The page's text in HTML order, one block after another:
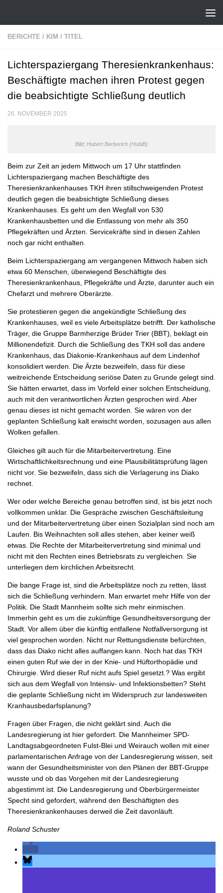
BERICHTE / KIM / TITEL
Lichterspaziergang Theresienkrankenhaus:
Beschäftigte machen ihren Protest gegen
die beabsichtigte Schließung deutlich
26. NOVEMBER 2025
Bild: Hubert Berberich (HubiB)
Beim zur Zeit an jedem Mittwoch um 17 Uhr stattfinden
Lichterspaziergang machen Beschäftigte des
Theresienkrankenhauses TKH ihren stillschweigenden Protest
deutlich gegen die beabsichtigte Schließung dieses
Krankenhauses. Es geht um den Wegfall von 530
Krankenhausbetten und die Entlassung von mehr als 350
Pflegekräften und Ärzten. Servicekräfte sind in diesen Zahlen
noch gar nicht enthalten.
Beim Lichterspaziergang am vergangenen Mittwoch haben sich
etwa 60 Menschen, überwiegend Beschäftigte des
Theresienkrankenhaus, Pflegekräfte und Ärzte, darunter auch ein
Chefarzt und mehrere Oberärzte.
Sie protestieren gegen die angekündigte Schließung des
Krankenhauses, weil es viele Arbeitsplätze betrifft. Der katholische
Träger, die Gruppe Barmherzige Brüder Trier (BBT), beklagt ein
Millionendefizit. Durch die Schließung des TKH soll das andere
Krankenhaus, das Diakonie-Krankenhaus auf dem Lindenhof
konsolidiert werden. Die Ärzte bezweifeln, dass für diese
weitreichende Entscheidung seriöse Daten zu Grunde gelegt sind.
Sie hätten erwartet, dass im Vorfeld einer solchen Entscheidung,
auch mit den verantwortlichen Ärzten gesprochen wird. Aber
genau dieses ist nicht gemacht worden. Sie wären von der
geplanten Schließung kalt erwischt worden, sozusagen aus allen
Wolken gefallen.
Gleiches gilt auch für die Mitarbeitervertretung. Eine
Wirtschaftlichkeitsrechnung und eine Plausibilitätsprüfung lägen
nicht vor. Sie bezweifeln, dass sich die Verlagerung ins Diako
rechnet.
Wer oder welche Bereiche genau betroffen sind, ist bis jetzt noch
vollkommen unklar. Die Gespräche zwischen Geschäftsleitung
und der Mitarbeitervertretung über einen Sozialplan sind noch am
Laufen. Bis Weihnachten soll alles stehen, aber keiner weiß
etwas. Die Rechte der Mitarbeitervertretung sind minimal und
nicht mit den Rechten eines Betriebsrats zu vergleichen. Sie
unterliegen dem kirchlichen Arbeitsrecht.
Die bange Frage ist, sind die Arbeitsplätze noch zu retten, lässt
sich die Schließung verhindern. Man erwartet mehr Hilfe von der
Politik. Die Stadt Mannheim sollte sich mehr einmischen.
Immerhin geht es um die zukünftige Gesundheitsversorgung der
Stadt. Vor allem über die künftig entfallene Notfallversorgung ist
viel gesprochen worden. Nicht nur Rettungsdienste befürchten,
dass das Diako nicht alles auffangen kann. Noch hat das TKH
einen guten Ruf wie der in der Knie- und Hüftorthopädie und
Chirurgie. Wird dieser Ruf nicht aufs Spiel gesetzt.? Was ergibt
sich aus dem Wegfall von Intensiv- und Infektionsbetten? Steht
die geplante Schließung nicht im Widerspruch zur landesweiten
Kranhausbedarfsplanung?
Fragen über Fragen, die nicht geklärt sind. Auch die
Landesregierung ist hier gefordert. Die Mannheimer SPD-
Landtagsabgeordneten Fulst-Blei und Weirauch wollen mit einer
parlamentarischen Anfrage von der Landesregierung wissen, seit
wann der Gesundheitsminister von den Plänen der BBT-Gruppe
wusste und ob das Vorgehen mit der Landesregierung
abgestimmt ist. Die Landesregierung und Oberbürgermeister
Specht sind gefordert, während den Beschäftigten des
Theresienkrankenhauses derweil die Zeit davonläuft.
Roland Schuster